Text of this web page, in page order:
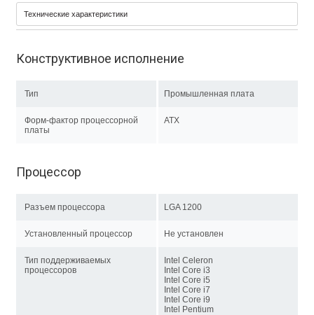
Технические характеристики
Конструктивное исполнение
Тип Промышленная плата
Форм-фактор процессорной
платы
ATX
Процессор
Разъем процессора LGA 1200
Установленный процессор Не установлен
Тип поддерживаемых
процессоров
Intel Celeron
Intel Core i3
Intel Core i5
Intel Core i7
Intel Core i9
Intel Pentium